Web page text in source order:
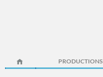
PRODUCTIONS